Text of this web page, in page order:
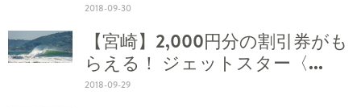
2018-09-30
【宮崎】2,000円分の割引券がも
らえる！ ジェットスター〈...
2018-09-29